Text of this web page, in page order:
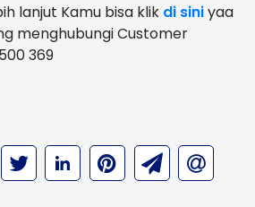
lanjut Kamu bisa klik di siniyaa
menghubungi Customer
369